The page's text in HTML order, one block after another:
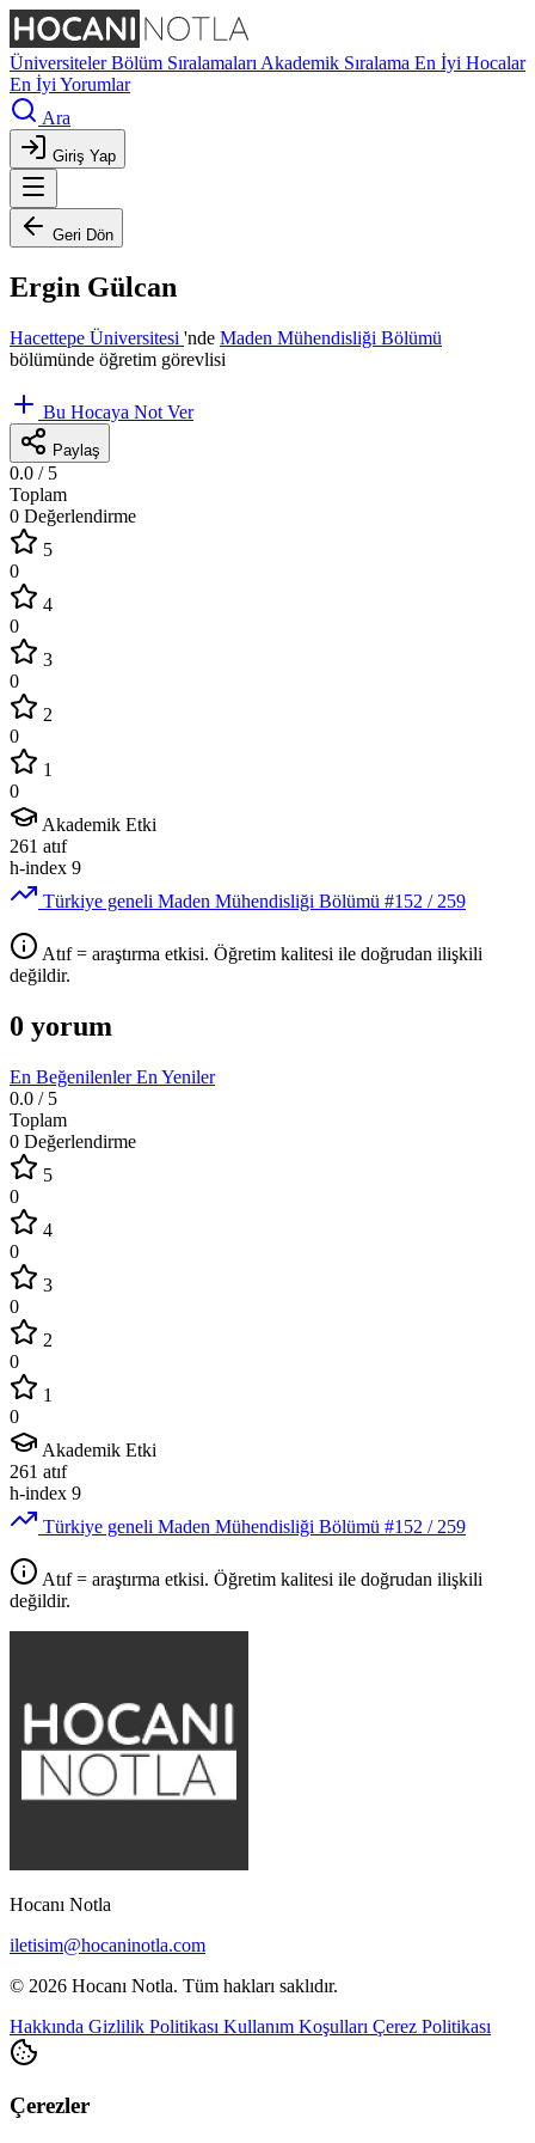
ÜniversitelerBölüm Sıralamaları Akademik Sıralama En İyi Hocalar
En İyi Yorumlar
Ara
Giriş Yap
Geri Dön
Ergin Gülcan
Hacettepe Üniversitesi 'nde Maden Mühendisliği Bölümü
bölümünde öğretim görevlisi
Bu Hocaya Not Ver
Paylaş
0.0 / 5
Toplam
0 Değerlendirme
5
0
4
0
3
0
2
0
1
0
Akademik Etki
261 atıf
h-index 9
Türkiye geneli Maden Mühendisliği Bölümü #152 / 259
Atıf = araştırma etkisi. Öğretim kalitesi ile doğrudan ilişkili
değildir.
0 yorum
En BeğenilenlerEn Yeniler
0.0 / 5
Toplam
0 Değerlendirme
5
0
4
0
3
0
2
0
1
0
Akademik Etki
261 atıf
h-index 9
Türkiye geneli Maden Mühendisliği Bölümü #152 / 259
Atıf = araştırma etkisi. Öğretim kalitesi ile doğrudan ilişkili
değildir.
Hocanı Notla
iletisim@hocaninotla.com
© 2026 Hocanı Notla. Tüm hakları saklıdır.
Hakkında Gizlilik Politikası Kullanım Koşulları Çerez Politikası
Çerezler